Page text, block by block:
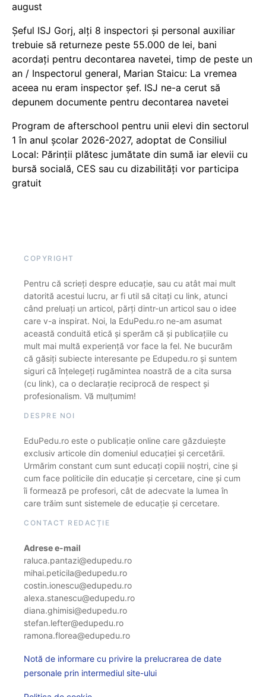
august
Șeful ISJ Gorj, alți 8 inspectori și personal auxiliar
trebuie să returneze peste 55.000 de lei, bani
acordați pentru decontarea navetei, timp de peste un
an / Inspectorul general, Marian Staicu: La vremea
aceea nu eram inspector șef. ISJ ne-a cerut să
depunem documente pentru decontarea navetei
Program de afterschool pentru unii elevi din sectorul
1 în anul școlar 2026-2027, adoptat de Consiliul
Local: Părinții plătesc jumătate din sumă iar elevii cu
bursă socială, CES sau cu dizabilităţi vor participa
gratuit
COPYRIGHT
Pentru că scrieți despre educație, sau cu atât mai mult
datorită acestui lucru, ar fi util să citați cu link, atunci
când preluați un articol, părți dintr-un articol sau o idee
care v-a inspirat. Noi, la EduPedu.ro ne-am asumat
această conduită etică și sperăm că și publicațiile cu
mult mai multă experiență vor face la fel. Ne bucurăm
că găsiți subiecte interesante pe Edupedu.ro și suntem
siguri că înțelegeți rugămintea noastră de a cita sursa
(cu link), ca o declarație reciprocă de respect și
profesionalism. Vă mulțumim!
DESPRE NOI
EduPedu.ro este o publicație online care găzduiește
exclusiv articole din domeniul educației și cercetării.
Urmărim constant cum sunt educați copiii noștri, cine și
cum face politicile din educație și cercetare, cine și cum
îi formează pe profesori, cât de adecvate la lumea în
care trăim sunt sistemele de educație și cercetare.
CONTACT REDACȚIE
Adrese e-mail
raluca.pantazi@edupedu.ro
mihai.peticila@edupedu.ro
costin.ionescu@edupedu.ro
alexa.stanescu@edupedu.ro
diana.ghimisi@edupedu.ro
stefan.lefter@edupedu.ro
ramona.florea@edupedu.ro
Notă de informare cu privire la prelucrarea de date
personale prin intermediul site-ului